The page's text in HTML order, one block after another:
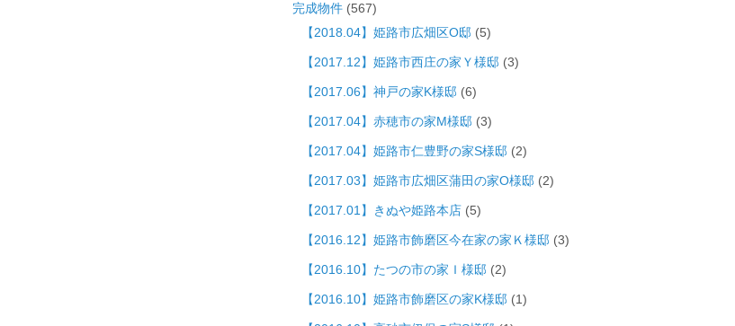
完成物件 (567)
【2018.04】姫路市広畑区O邸 (5)
【2017.12】姫路市西庄の家Ｙ様邸 (3)
【2017.06】神戸の家K様邸 (6)
【2017.04】赤穂市の家M様邸 (3)
【2017.04】姫路市仁豊野の家S様邸 (2)
【2017.03】姫路市広畑区蒲田の家O様邸 (2)
【2017.01】きぬや姫路本店 (5)
【2016.12】姫路市飾磨区今在家の家Ｋ様邸 (3)
【2016.10】たつの市の家Ｉ様邸 (2)
【2016.10】姫路市飾磨区の家K様邸 (1)